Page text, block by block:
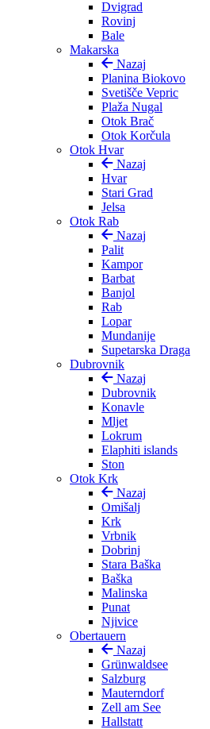
Dvigrad
Rovinj
Bale
Makarska
Nazaj
Planina Biokovo
Svetišče Vepric
Plaža Nugal
Otok Brač
Otok Korčula
Otok Hvar
Nazaj
Hvar
Stari Grad
Jelsa
Otok Rab
Nazaj
Palit
Kampor
Barbat
Banjol
Rab
Lopar
Mundanije
Supetarska Draga
Dubrovnik
Nazaj
Dubrovnik
Konavle
Mljet
Lokrum
Elaphiti islands
Ston
Otok Krk
Nazaj
Omišalj
Krk
Vrbnik
Dobrinj
Stara Baška
Baška
Malinska
Punat
Njivice
Obertauern
Nazaj
Grünwaldsee
Salzburg
Mauterndorf
Zell am See
Hallstatt